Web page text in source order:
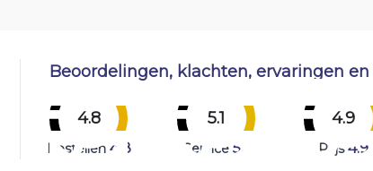
Beoordelingen, klachten, ervaringen
4.8
Bestellen 4.8
5.1
Service 5.1
4.9
Prijs 4.9